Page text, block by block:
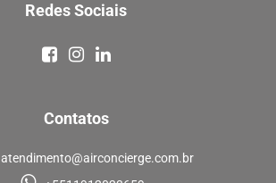
Redes Sociais
Contatos
atendimento@airconcierge.com.br